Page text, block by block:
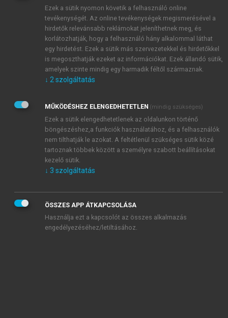
JELSZÓ ÚJRA
Kérek értesítést a MeRSZ újdonságairól, akcióiról.
Kérek értesítést az Akadémiai Kiadó Zrt. újdonságairól,
Adatkezelési tájékoztatóbanfoglaltakat tudomásul
veszem és elfogadom.
Általános vásárlási feltételeket, valamint a szotar.netés a
mersz.huoldalak licencszerződéseiben foglaltakat
tudomásul veszem és elfogadom.
KIPRÓBÁLOM
Ezek a sütik nyomon követik a felhasználó online
tevékenységét. Az online tevékenységek megismerésével a
hirdetők relevánsabb reklámokat jeleníthetnek meg, és
korlátozhatják, hogy a felhasználó hány alkalommal láthat
egy hirdetést. Ezek a sütik más szervezetekkel és hirdetőkkel
is megoszthatják ezeket az információkat. Ezek állandó sütik,
amelyek szinte mindig egy harmadik féltől származnak.
↓ 2 szolgáltatás
MŰKÖDÉSHEZ ELENGEDHETETLEN (mindig szükséges)
Ezek a sütik elengedhetetlenek az oldalunkon történő
böngészéshez,a funkciók használatához, és a felhasználók
nem tilthatják le azokat. A feltétlenül szükséges sütik közé
tartoznak többek között a személyre szabott beállításokat
kezelő sütik.
↓ 3 szolgáltatás
ÖSSZES APP ÁTKAPCSOLÁSA
Használja ezt a kapcsolót az összes alkalmazás
engedélyezéséhez/letiltásához.